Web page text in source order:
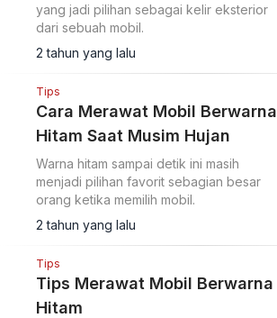
yang jadi pilihan sebagai kelir eksterior
dari sebuah mobil.
2 tahun yang lalu
Tips
Cara Merawat Mobil Berwarna
Hitam Saat Musim Hujan
Warna hitam sampai detik ini masih
menjadi pilihan favorit sebagian besar
orang ketika memilih mobil.
2 tahun yang lalu
Tips
Tips Merawat Mobil Berwarna
Hitam